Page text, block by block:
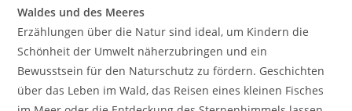
Waldes und des Meeres
Erzählungen über die Natur sind ideal, um Kindern die
Schönheit der Umwelt näherzubringen und ein
Bewusstsein für den Naturschutz zu fördern. Geschichten
über das Leben im Wald, das Reisen eines kleinen Fisches